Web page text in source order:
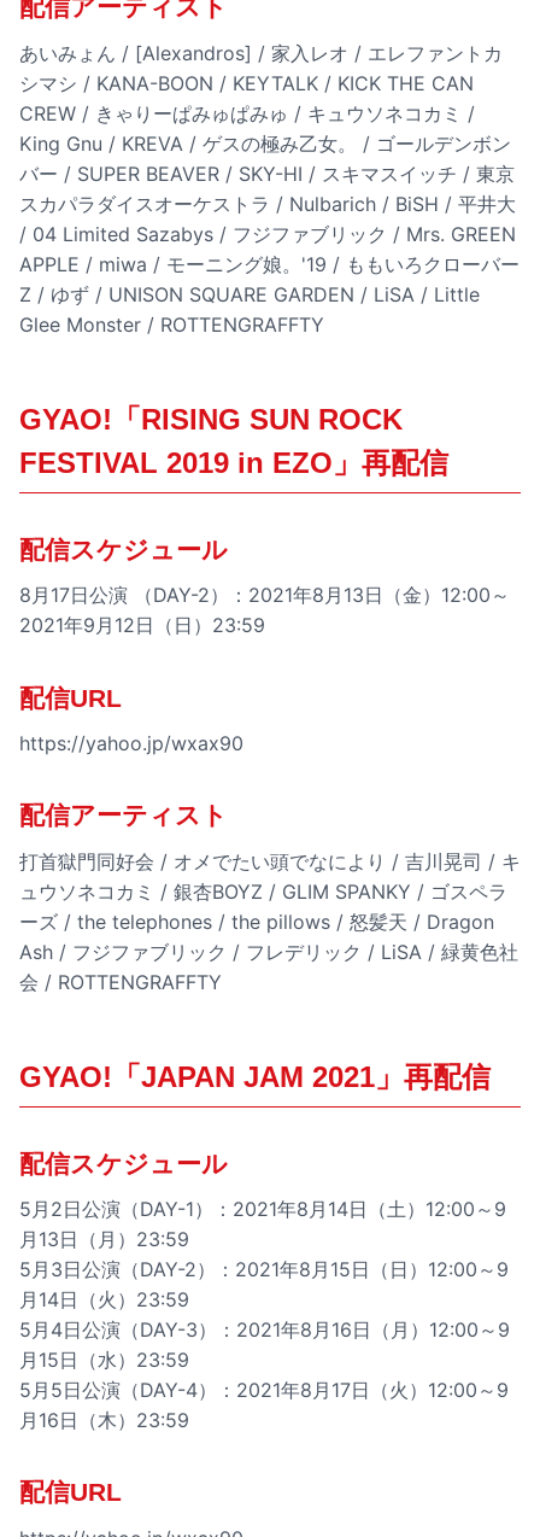
配信アーティスト
あいみょん / [Alexandros] / 家入レオ / エレファントカ
シマシ / KANA-BOON / KEYTALK / KICK THE CAN
CREW / きゃりーぱみゅぱみゅ / キュウソネコカミ /
King Gnu / KREVA / ゲスの極み乙女。 / ゴールデンボン
バー / SUPER BEAVER / SKY-HI / スキマスイッチ / 東京
スカパラダイスオーケストラ / Nulbarich / BiSH / 平井大
/ 04 Limited Sazabys / フジファブリック / Mrs. GREEN
APPLE / miwa / モーニング娘。'19 / ももいろクローバー
Z / ゆず / UNISON SQUARE GARDEN / LiSA / Little
Glee Monster / ROTTENGRAFFTY
GYAO!「RISING SUN ROCK
FESTIVAL 2019 in EZO」再配信
配信スケジュール
8月17日公演 （DAY-2）：2021年8月13日（金）12:00～
2021年9月12日（日）23:59
配信URL
https://yahoo.jp/wxax90
配信アーティスト
打首獄門同好会 / オメでたい頭でなにより / 吉川晃司 / キ
ュウソネコカミ / 銀杏BOYZ / GLIM SPANKY / ゴスペラ
ーズ / the telephones / the pillows / 怒髪天 / Dragon
Ash / フジファブリック / フレデリック / LiSA / 緑黄色社
会 / ROTTENGRAFFTY
GYAO!「JAPAN JAM 2021」再配信
配信スケジュール
5月2日公演（DAY-1）：2021年8月14日（土）12:00～9
月13日（月）23:59
5月3日公演（DAY-2）：2021年8月15日（日）12:00～9
月14日（火）23:59
5月4日公演（DAY-3）：2021年8月16日（月）12:00～9
月15日（水）23:59
5月5日公演（DAY-4）：2021年8月17日（火）12:00～9
月16日（木）23:59
配信URL